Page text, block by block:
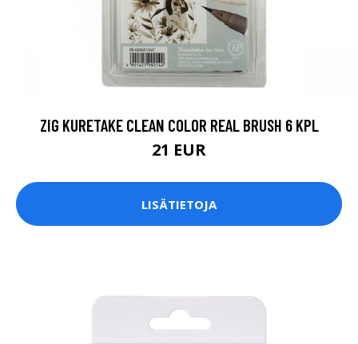
ZIG KURETAKE CLEAN COLOR REAL BRUSH 6 KPL
21 EUR
LISÄTIETOJA